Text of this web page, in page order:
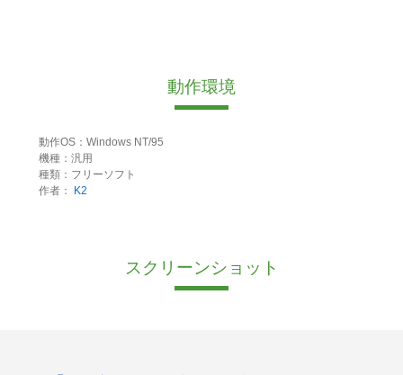
動作環境
動作OS：Windows NT/95
機種：汎用
種類：フリーソフト
作者：
K2
スクリーンショット